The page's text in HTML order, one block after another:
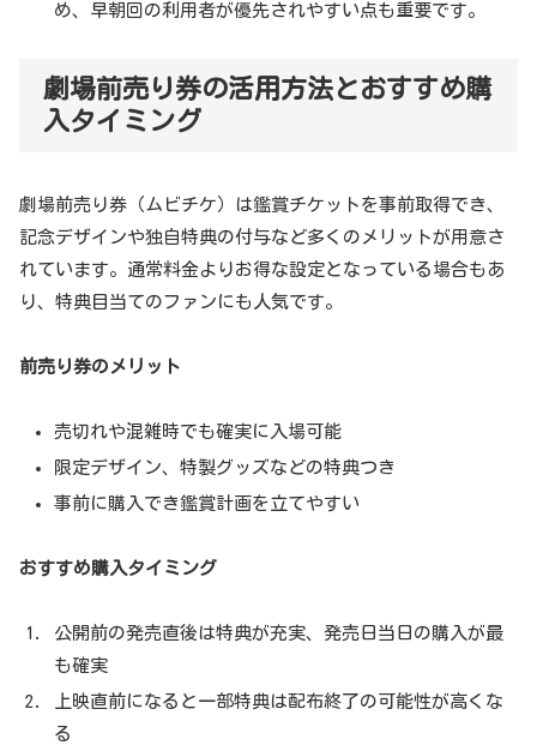
め、早朝回の利用者が優先されやすい点も重要です。
劇場前売り券の活用方法とおすすめ購
入タイミング
劇場前売り券（ムビチケ）は鑑賞チケットを事前取得でき、
記念デザインや独自特典の付与など多くのメリットが用意さ
れています。通常料金よりお得な設定となっている場合もあ
り、特典目当てのファンにも人気です。
前売り券のメリット
売切れや混雑時でも確実に入場可能
限定デザイン、特製グッズなどの特典つき
事前に購入でき鑑賞計画を立てやすい
おすすめ購入タイミング
公開前の発売直後は特典が充実、発売日当日の購入が最
も確実
上映直前になると一部特典は配布終了の可能性が高くな
る